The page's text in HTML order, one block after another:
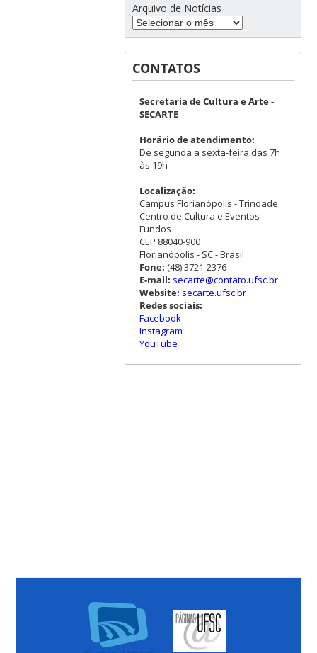
Arquivo de Notícias
CONTATOS
Secretaria de Cultura e Arte -
SECARTE
Horário de atendimento:
De segunda a sexta-feira das 7h
às 19h
Localização:
Campus Florianópolis - Trindade
Centro de Cultura e Eventos -
Fundos
CEP 88040-900
Florianópolis - SC - Brasil
Fone: (48) 3721-2376
E-mail: secarte@contato.ufsc.br
Website: secarte.ufsc.br
Redes sociais:
Facebook
Instagram
YouTube